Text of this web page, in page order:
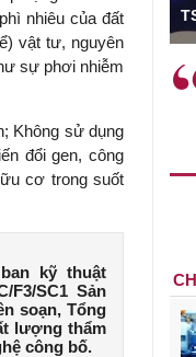
nhiêu của đất
vật tư, nguyên
sự phơi nhiễm
Không sử dụng
đổi gen, công
cơ trong suốt
ban kỹ thuật
F3/SC1 Sản
soạn, Tổng
lượng thẩm
công bố.
hiệu quả chính
không chỉ mang ý
ngắn hạn mà còn
nền tảng cho
vững dài hạn.